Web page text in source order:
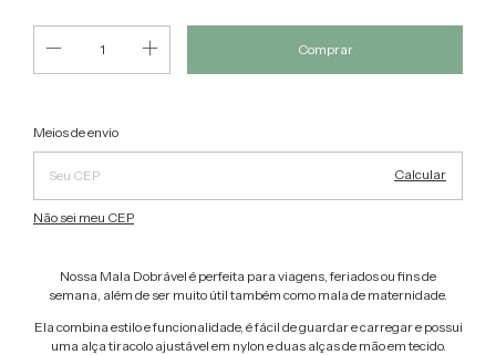
Entregas para o CEP:
Meios de envio
Calcular
Não sei meu CEP
Nossa Mala Dobrável é perfeita para viagens, feriados ou fins de
semana, além de ser muito útil também como mala de maternidade.
Ela combina estilo e funcionalidade, é fácil de guardar e carregar e possui
uma alça tiracolo ajustável em nylon e duas alças de mão em tecido.